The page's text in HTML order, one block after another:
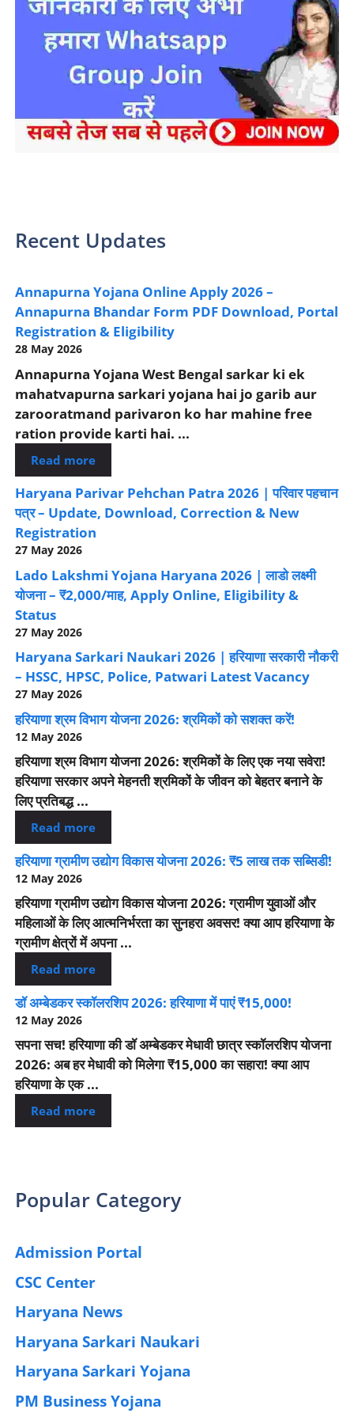
Recent Updates
Annapurna Yojana Online Apply 2026 –
Annapurna Bhandar Form PDF Download, Portal
Registration & Eligibility
28 May 2026
Annapurna Yojana West Bengal sarkar ki ek
mahatvapurna sarkari yojana hai jo garib aur
zarooratmand parivaron ko har mahine free
ration provide karti hai. ...
Read more
Haryana Parivar Pehchan Patra 2026 | परिवार पहचान
पत्र – Update, Download, Correction & New
Registration
27 May 2026
Lado Lakshmi Yojana Haryana 2026 | लाडो लक्ष्मी
योजना – ₹2,000/माह, Apply Online, Eligibility &
Status
27 May 2026
Haryana Sarkari Naukari 2026 | हरियाणा सरकारी नौकरी
– HSSC, HPSC, Police, Patwari Latest Vacancy
27 May 2026
हरियाणा श्रम विभाग योजना 2026: श्रमिकों को सशक्त करें!
12 May 2026
हरियाणा श्रम विभाग योजना 2026: श्रमिकों के लिए एक नया सवेरा!
हरियाणा सरकार अपने मेहनती श्रमिकों के जीवन को बेहतर बनाने के
लिए प्रतिबद्ध ...
Read more
हरियाणा ग्रामीण उद्योग विकास योजना 2026: ₹5 लाख तक सब्सिडी!
12 May 2026
हरियाणा ग्रामीण उद्योग विकास योजना 2026: ग्रामीण युवाओं और
महिलाओं के लिए आत्मनिर्भरता का सुनहरा अवसर! क्या आप हरियाणा के
ग्रामीण क्षेत्रों में अपना ...
Read more
डॉ अम्बेडकर स्कॉलरशिप 2026: हरियाणा में पाएं ₹15,000!
12 May 2026
सपना सच! हरियाणा की डॉ अम्बेडकर मेधावी छात्र स्कॉलरशिप योजना
2026: अब हर मेधावी को मिलेगा ₹15,000 का सहारा! क्या आप
हरियाणा के एक ...
Read more
Popular Category
Admission Portal
CSC Center
Haryana News
Haryana Sarkari Naukari
Haryana Sarkari Yojana
PM Business Yojana